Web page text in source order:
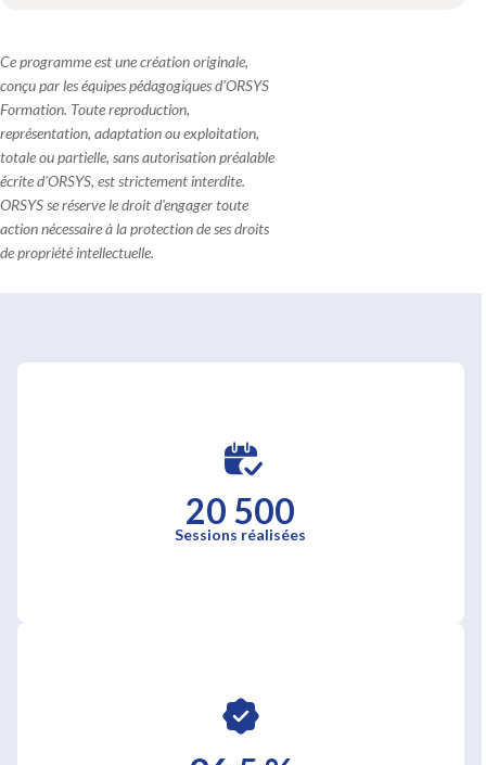
Ce programme est une création originale,
conçu par les équipes pédagogiques d'ORSYS
Formation. Toute reproduction,
représentation, adaptation ou exploitation,
totale ou partielle, sans autorisation préalable
écrite d'ORSYS, est strictement interdite.
ORSYS se réserve le droit d'engager toute
action nécessaire à la protection de ses droits
de propriété intellectuelle.
20 500
Sessions réalisées